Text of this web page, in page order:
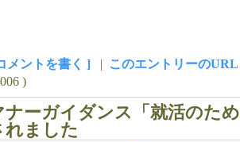
メントを書く ] | このエントリーのURL
)
ナーガイダンス「就活のた
れました